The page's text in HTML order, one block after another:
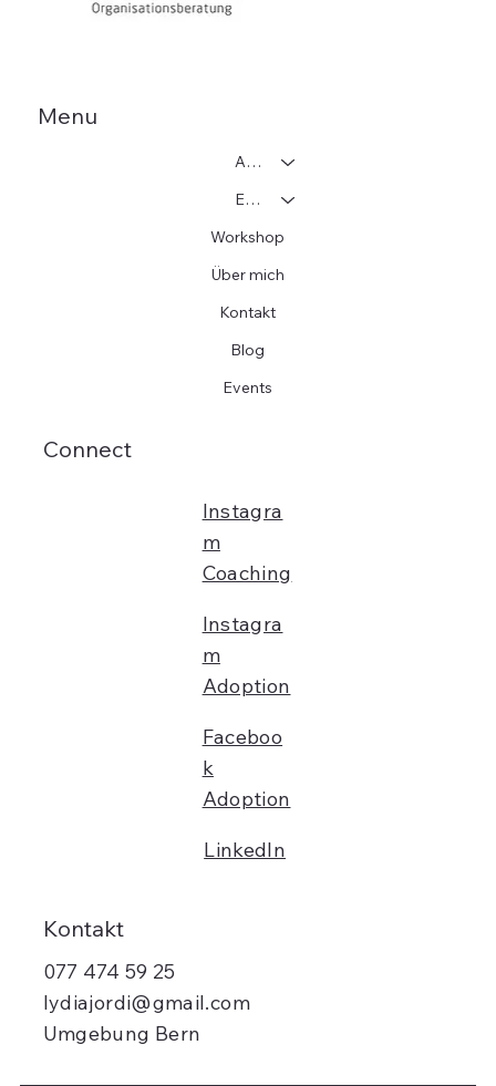
Menu
Adoption
Einzelcoaching
Workshop
Über mich
Kontakt
Blog
Events
Kontakt
077 474 59 25
lydiajordi@gmail.com
Umgebung Bern
Connect
LinkedIn
Instagra
m
Coaching
Instagra
m
Adoption
Faceboo
k
Adoption